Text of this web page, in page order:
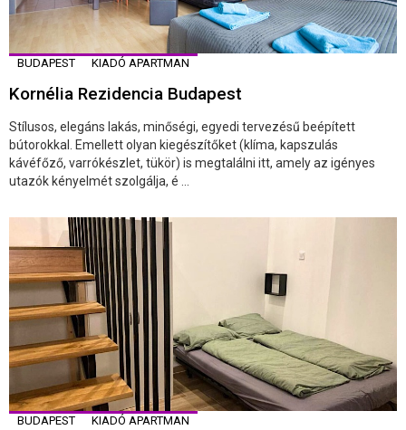
BUDAPEST KIADÓ APARTMAN
Kornélia Rezidencia Budapest
Stílusos, elegáns lakás, minőségi, egyedi tervezésű beépített
bútorokkal. Emellett olyan kiegészítőket (klíma, kapszulás
kávéfőző, varrókészlet, tükör) is megtalálni itt, amely az igényes
utazók kényelmét szolgálja, é ...
BUDAPEST KIADÓ APARTMAN